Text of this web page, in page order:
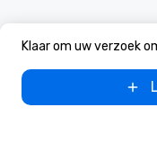
Klaar om uw verzoek